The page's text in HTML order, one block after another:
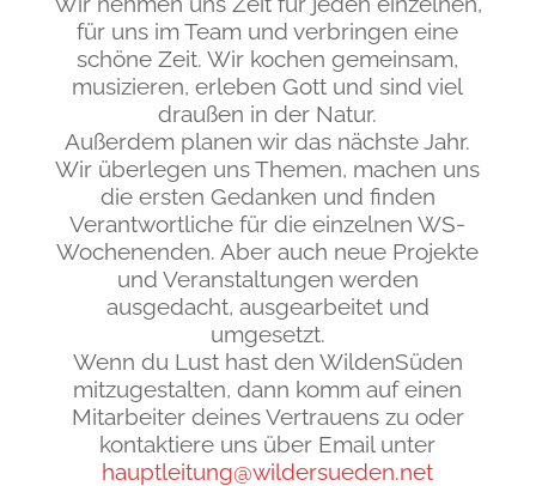
für uns im Team und verbringen eine
schöne Zeit. Wir kochen gemeinsam,
musizieren, erleben Gott und sind viel
draußen in der Natur.
Außerdem planen wir das nächste Jahr.
Wir überlegen uns Themen, machen uns
die ersten Gedanken und finden
Verantwortliche für die einzelnen WS-
Wochenenden. Aber auch neue Projekte
und Veranstaltungen werden
ausgedacht, ausgearbeitet und
umgesetzt.
Wenn du Lust hast den WildenSüden
mitzugestalten, dann komm auf einen
Mitarbeiter deines Vertrauens zu oder
kontaktiere uns über Email unter
hauptleitung@wildersueden.net